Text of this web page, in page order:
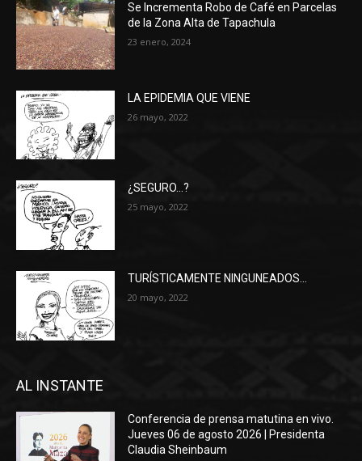
Se Incrementa Robo de Café en Parcelas
de la Zona Alta de Tapachula
23 enero, 2024
LA EPIDEMIA QUE VIENE
26 mayo, 2022
¿SEGURO…?
25 mayo, 2022
TURÍSTICAMENTE NINGUNEADOS…
20 mayo, 2022
AL INSTANTE
Conferencia de prensa matutina en vivo.
Jueves 06 de agosto 2026 | Presidenta
Claudia Sheinbaum